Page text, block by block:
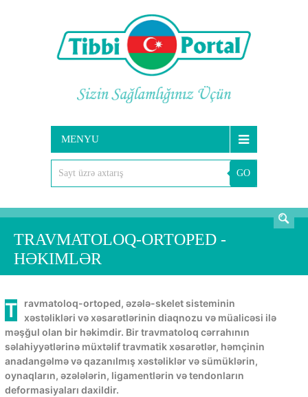
MENYU
GO
AXTARIŞ
TRAVMATOLOQ-ORTOPED -
HƏKIMLƏR
Travmatoloq-ortoped, əzələ-skelet sisteminin xəstəlikləri və xəsarətlərinin diaqnozu və müalicəsi ilə
məşğul olan bir həkimdir. Bir travmatoloq cərrahının
səlahiyyətlərinə müxtəlif travmatik xəsarətlər, həmçinin
anadangəlmə və qazanılmış xəstəliklər və sümüklərin,
oynaqların, əzələlərin, ligamentlərin və tendonların
deformasiyaları daxildir.